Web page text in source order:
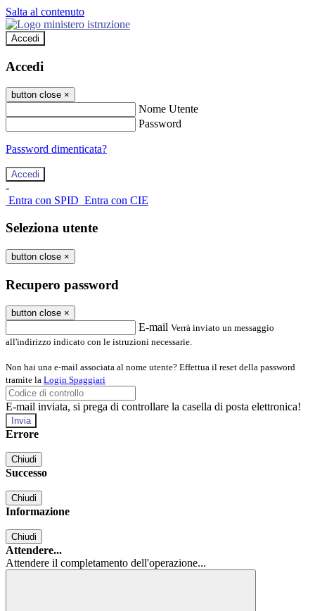
Salta al contenuto
Accedi
Accedi
button close ×
Nome Utente
Password
Password dimenticata?
-
Entra con SPID Entra con CIE
Seleziona utente
button close ×
Recupero password
button close ×
E-mail Verrà inviato un messaggio
all'indirizzo indicato con le istruzioni necessarie.
Non hai una e-mail associata al nome utente? Effettua il reset della password
tramite la Login Spaggiari
E-mail inviata, si prega di controllare la casella di posta elettronica!
Errore
Chiudi
Successo
Chiudi
Informazione
Chiudi
Attendere...
Attendere il completamento dell'operazione...